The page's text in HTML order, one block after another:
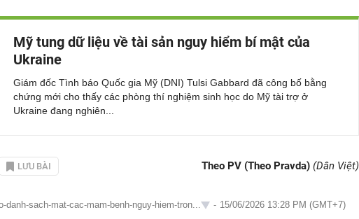
Mỹ tung dữ liệu về tài sản nguy hiểm bí mật của
Ukraine
Giám đốc Tình báo Quốc gia Mỹ (DNI) Tulsi Gabbard đã công bố bằng
chứng mới cho thấy các phòng thí nghiệm sinh học do Mỹ tài trợ ở
Ukraine đang nghiên...
LƯU BÀI Theo PV (Theo Pravda) (Dân Việt)
danh-sach-mat-cac-mam-benh-nguy-hiem-tron... - 15/06/2026 13:28 PM (GMT+7)